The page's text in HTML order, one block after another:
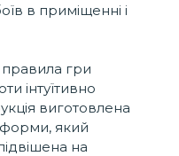
в приміщенні і
гри
інтуїтивно
виготовлена
форми, який
на